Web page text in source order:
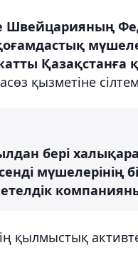
Қазақстанға
қызметіне
бері
мүшелерінің
қылмыстық